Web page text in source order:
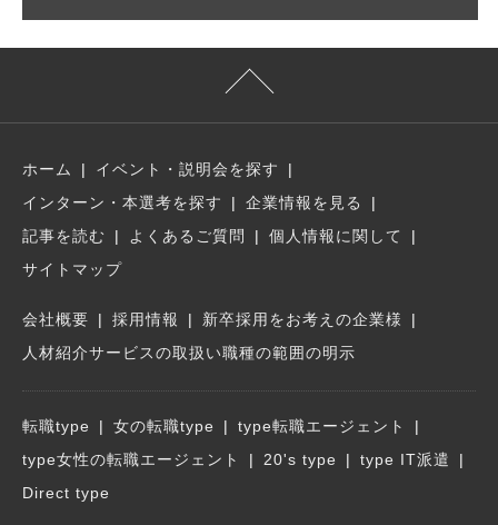
ホーム
イベント・説明会を探す
インターン・本選考を探す
企業情報を見る
記事を読む
よくあるご質問
個人情報に関して
サイトマップ
会社概要 採用情報
新卒採用をお考えの企業様
人材紹介サービスの取扱い職種の範囲の明示
転職type 女の転職type
type転職エージェント
type女性の転職エージェント
20's type
type IT派遣
Direct type